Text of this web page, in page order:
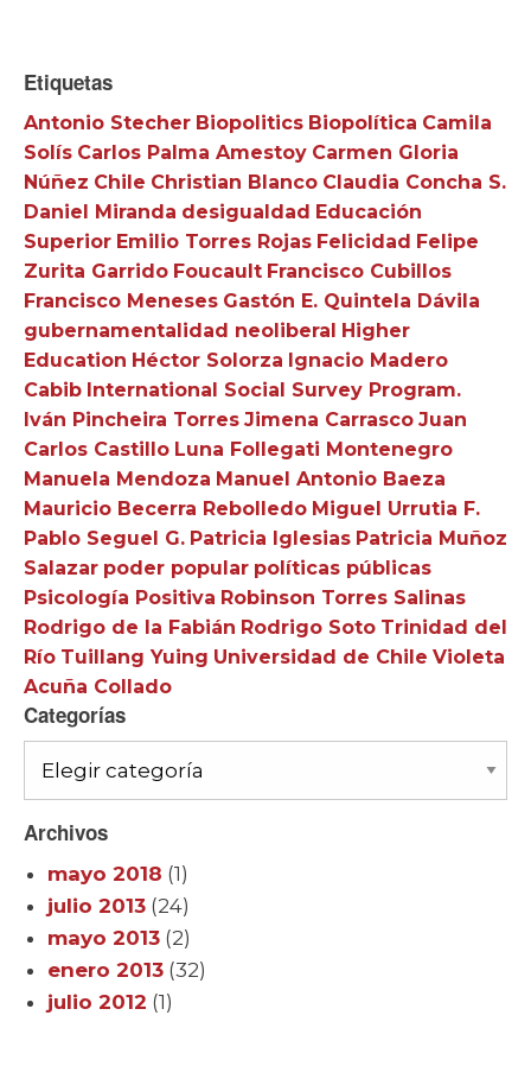
Etiquetas
Antonio Stecher Biopolitics Biopolítica Camila
Solís Carlos Palma Amestoy Carmen Gloria
Núñez Chile Christian Blanco Claudia Concha S.
Daniel Miranda desigualdad Educación
Superior Emilio Torres Rojas Felicidad Felipe
Zurita Garrido Foucault Francisco Cubillos
Francisco Meneses Gastón E. Quintela Dávila
gubernamentalidad neoliberal Higher
Education Héctor Solorza Ignacio Madero
Cabib International Social Survey Program.
Iván Pincheira Torres Jimena Carrasco Juan
Carlos Castillo Luna Follegati Montenegro
Manuela Mendoza Manuel Antonio Baeza
Mauricio Becerra Rebolledo Miguel Urrutia F.
Pablo Seguel G. Patricia Iglesias Patricia Muñoz
Salazar poder popular políticas públicas
Psicología Positiva Robinson Torres Salinas
Rodrigo de la Fabián Rodrigo Soto Trinidad del
Río Tuillang Yuing Universidad de Chile Violeta
Acuña Collado
Categorías
Archivos
mayo 2018 (1)
julio 2013 (24)
mayo 2013 (2)
enero 2013 (32)
julio 2012 (1)